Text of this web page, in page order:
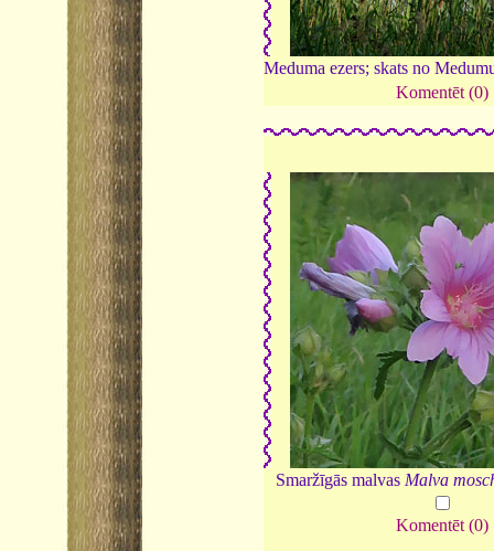
Meduma ezers; skats no
Komentēt (0)
Smaržīgās malvas Malva
Komentēt (0)